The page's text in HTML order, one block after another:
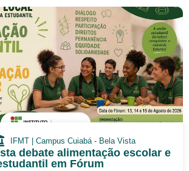
IFMT | Campus Cuiabá - Bela Vista
debate alimentação escolar e
em Fórum